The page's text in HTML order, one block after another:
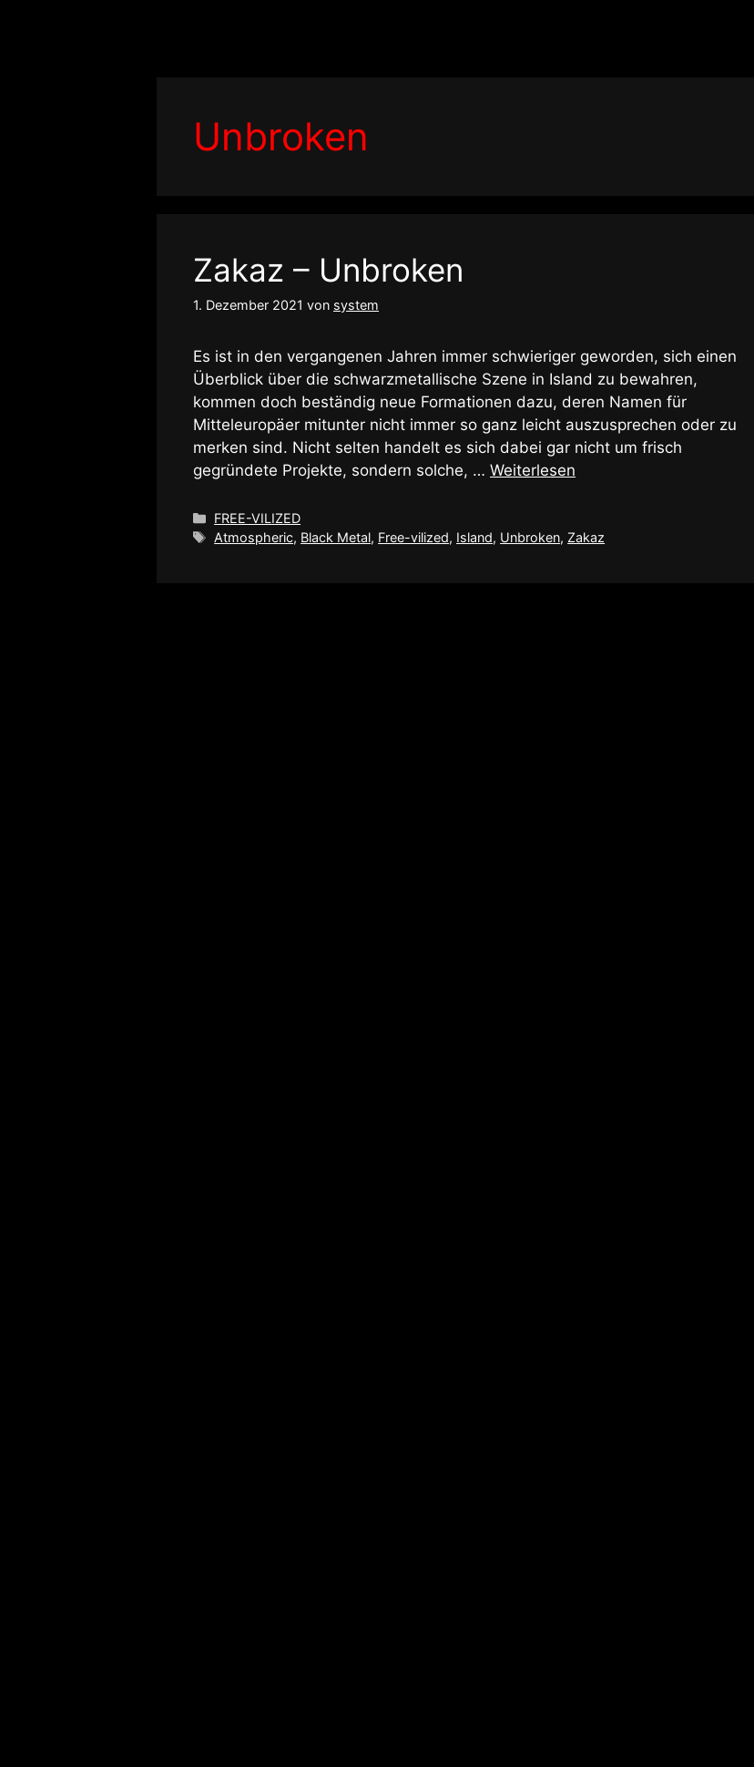
Unbroken
Zakaz – Unbroken
1. Dezember 2021 von system
Es ist in den vergangenen Jahren immer schwieriger geworden, sich einen
Überblick über die schwarzmetallische Szene in Island zu bewahren,
kommen doch beständig neue Formationen dazu, deren Namen für
Mitteleuropäer mitunter nicht immer so ganz leicht auszusprechen oder zu
merken sind. Nicht selten handelt es sich dabei gar nicht um frisch
gegründete Projekte, sondern solche, … Weiterlesen
Kategorien
FREE-VILIZED
Schlagwörter
Atmospheric, Black Metal, Free-vilized, Island, Unbroken, Zakaz